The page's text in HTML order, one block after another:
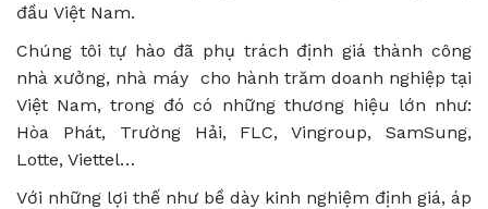
đầu Việt Nam.
Chúng tôi tự hào đã phụ trách định giá thành công
nhà xưởng, nhà máy cho hành trăm doanh nghiệp tại
Việt Nam, trong đó có những thương hiệu lớn như:
Hòa Phát, Trường Hải, FLC, Vingroup, SamSung,
Lotte, Viettel…
Với những lợi thế như bề dày kinh nghiệm định giá, áp